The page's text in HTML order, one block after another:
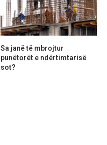
Sa janë të mbrojtur
punëtorët e ndërtimtarisë
sot?